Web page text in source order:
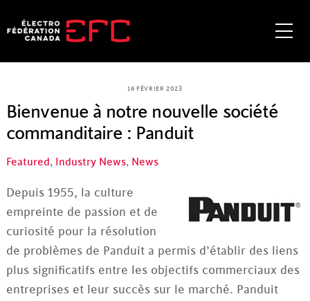
to
16 FÉVRIER 2023
Bienvenue à notre nouvelle société
commanditaire : Panduit
Featured, Industry News, News
Depuis 1955, la culture
empreinte de passion et de
curiosité pour la résolution
de problèmes de Panduit a permis d’établir des liens
plus significatifs entre les objectifs commerciaux des
entreprises et leur succès sur le marché. Panduit